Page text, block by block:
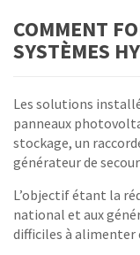
COMMENT
SYSTÈMES
Les solutions
panneaux
stockage, un
générateur de
L’objectif étant la
national et aux
difficiles à alimenter